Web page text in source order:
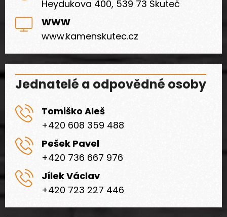
Heydukova 400, 539 73 Skuteč
WWW
www.kamenskutec.cz
Jednatelé a odpovědné osoby
Tomiško Aleš
+420 608 359 488
Pešek Pavel
+420 736 667 976
Jílek Václav
+420 723 227 446